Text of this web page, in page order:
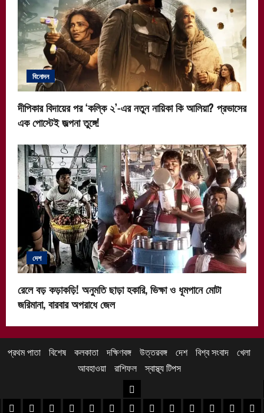
বিনোদন
দীপিকার বিদায়ের পর ‘কল্কি ২’-এর নতুন নায়িকা কি আলিয়া? প্রভাসের
এক পোস্টেই জল্পনা তুঙ্গে!
দেশ
রেলে বড় কড়াকড়ি! অনুমতি ছাড়া হকারি, ভিক্ষা ও ধূমপানে মোটা
জরিমানা, বারবার অপরাধে জেল
প্রথম পাতা বিশেষ কলকাতা দক্ষিণবঙ্গ উত্তরবঙ্গ দেশ বিশ্ব সংবাদ খেলা
আবহাওয়া
রাশিফল স্বাস্থ্য টিপস
খবর
খবর
পুরুলিয়া খবর
বাঁকুড়া খবরপশ্চিম বর্ধমান খবর
পূর্ব বর্ধমান খবর
বীরভূম খবরমুর্শিদাবাদ খবর
উত্তরবঙ্গ
কোচবিহার নিউজ
আলিপুরদুয়ার খবর
জলপাইগুড়ি খবর
শিলিগুড়ি খবর
উত্তরদক্ষিণ